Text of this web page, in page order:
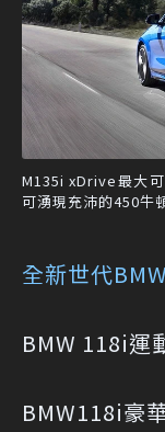
M135i xDrive最大
可湧現充沛的450牛
全新世代
BMW 118i
BMW118i豪